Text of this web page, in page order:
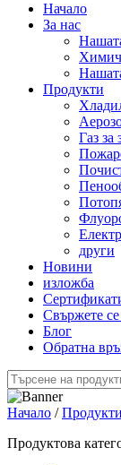
Начало
За нас
Продукти
Газ за
други
Новини
изложба
Свържете се
Блог
Обратна
Начало /Продукти
Продуктова